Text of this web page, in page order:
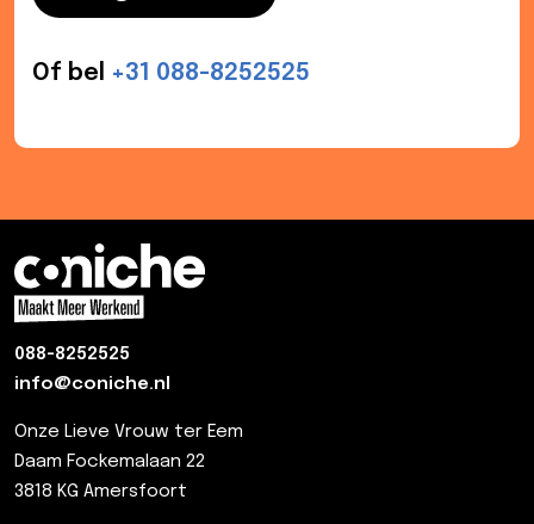
Of bel +31 088-8252525
088-8252525
info@coniche.nl
Onze Lieve Vrouw ter Eem
Daam Fockemalaan 22
3818 KG Amersfoort